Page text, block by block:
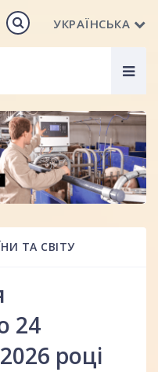
УКРАЇНСЬКА
ТА СВІТУ
24
році